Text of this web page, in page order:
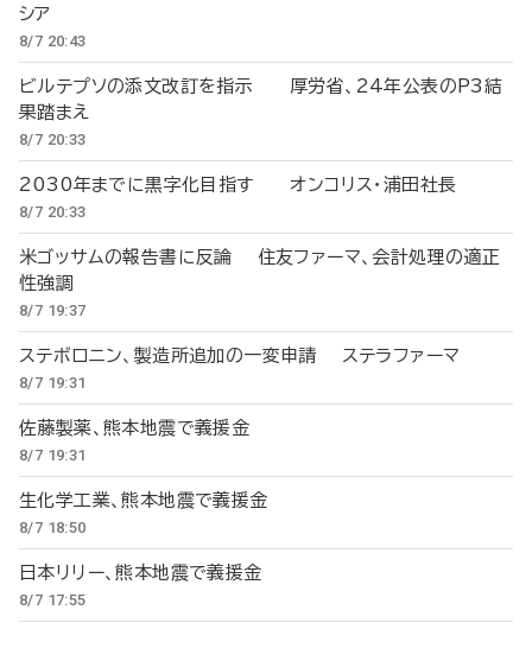
シア
8/7 20:43
ビルテプソの添文改訂を指示 厚労省、24年公表のP3結
果踏まえ
8/7 20:33
2030年までに黒字化目指す オンコリス・浦田社長
8/7 20:33
米ゴッサムの報告書に反論 住友ファーマ、会計処理の適正
性強調
8/7 19:37
ステボロニン、製造所追加の一変申請 ステラファーマ
8/7 19:31
佐藤製薬、熊本地震で義援金
8/7 19:31
生化学工業、熊本地震で義援金
8/7 18:50
日本リリー、熊本地震で義援金
8/7 17:55